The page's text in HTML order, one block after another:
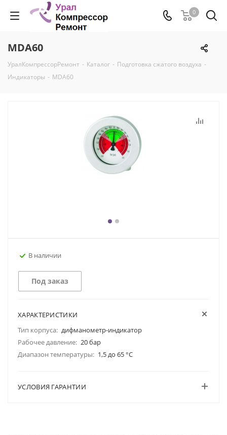
0
MDA60
УралКомпрессорРемонт - Каталог - Подготовка сжатого воздуха -
Индикаторы - MDA60
В наличии
Под заказ
ХАРАКТЕРИСТИКИ
Тип корпуса: дифманометр-индикатор
Рабочее давление: 20 бар
Диапазон температуры: 1,5 до 65 °C
УСЛОВИЯ ГАРАНТИИ